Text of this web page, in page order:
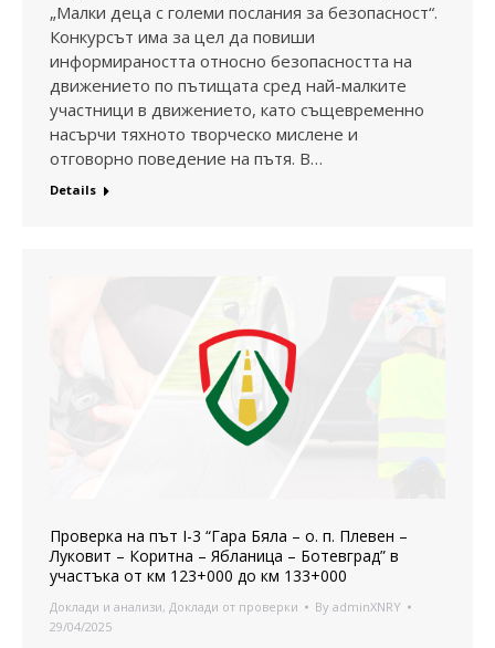
„Малки деца с големи послания за безопасност“.
Конкурсът има за цел да повиши
информираността относно безопасността на
движението по пътищата сред най-малките
участници в движението, като същевременно
насърчи тяхното творческо мислене и
отговорно поведение на пътя. В…
Details
Проверка на път I-3 “Гара Бяла – о. п. Плевен –
Луковит – Коритна – Ябланица – Ботевград” в
участъка от км 123+000 до км 133+000
Доклади и анализи, Доклади от проверки By adminXNRY
29/04/2025